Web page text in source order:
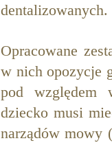
dentalizowanych.
Opracowane
w nich opozycje
pod względem
dziecko musi
narządów mowy